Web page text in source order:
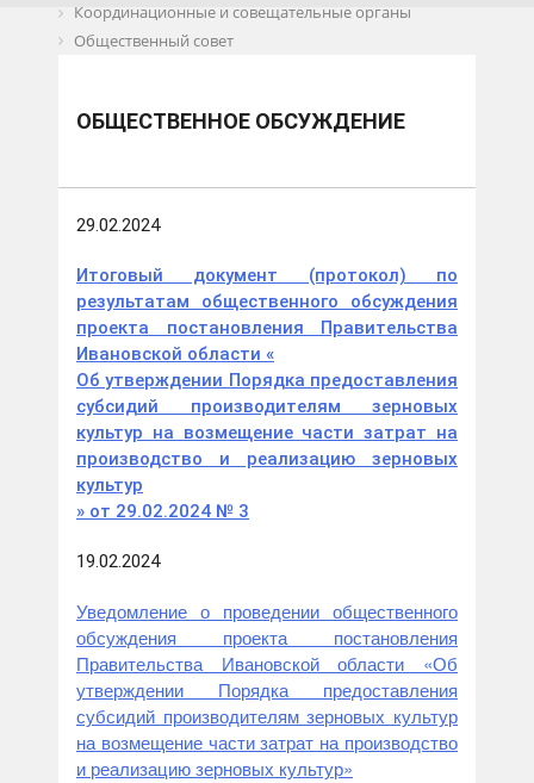
Координационные и совещательные органы
Общественный совет
ОБЩЕСТВЕННОЕ ОБСУЖДЕНИЕ
29.02.2024
Итоговый документ (протокол) по
результатам общественного обсуждения
проекта постановления Правительства
Ивановской области «
Об утверждении Порядка предоставления
субсидий производителям зерновых
культур на возмещение части затрат на
производство и реализацию зерновых
культур
» от 29.02.2024 № 3
19.02.2024
Уведомление о проведении общественного
обсуждения проекта постановления
Правительства Ивановской области «Об
утверждении Порядка предоставления
субсидий производителям зерновых культур
на возмещение части затрат на производство
и реализацию зерновых культур»